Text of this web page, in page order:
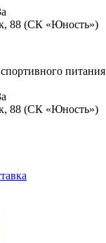
88 (СК «Юность»)
питания
88 (СК «Юность»)